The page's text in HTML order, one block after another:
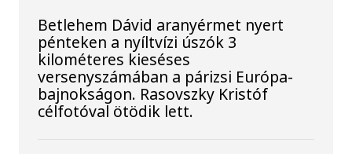
Betlehem Dávid aranyérmet nyert
pénteken a nyíltvízi úszók 3
kilométeres kieséses
versenyszámában a párizsi Európa-
bajnokságon. Rasovszky Kristóf
célfotóval ötödik lett.